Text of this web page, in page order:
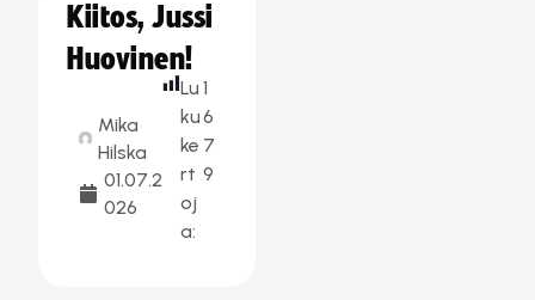
Kiitos, Jussi
Huovinen!
Mika
Hilska
01.07.2
026
Lu
ku
ke
rt
oj
a:
1
6
7
9